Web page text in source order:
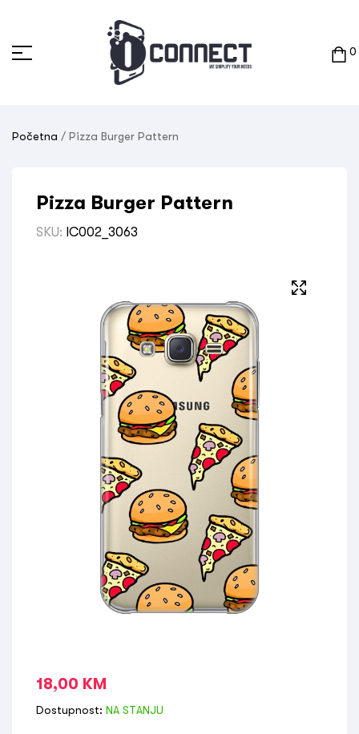
0
Početna / Pizza Burger Pattern
Pizza Burger Pattern
SKU: IC002_3063
18,00 KM
Dostupnost: NA STANJU